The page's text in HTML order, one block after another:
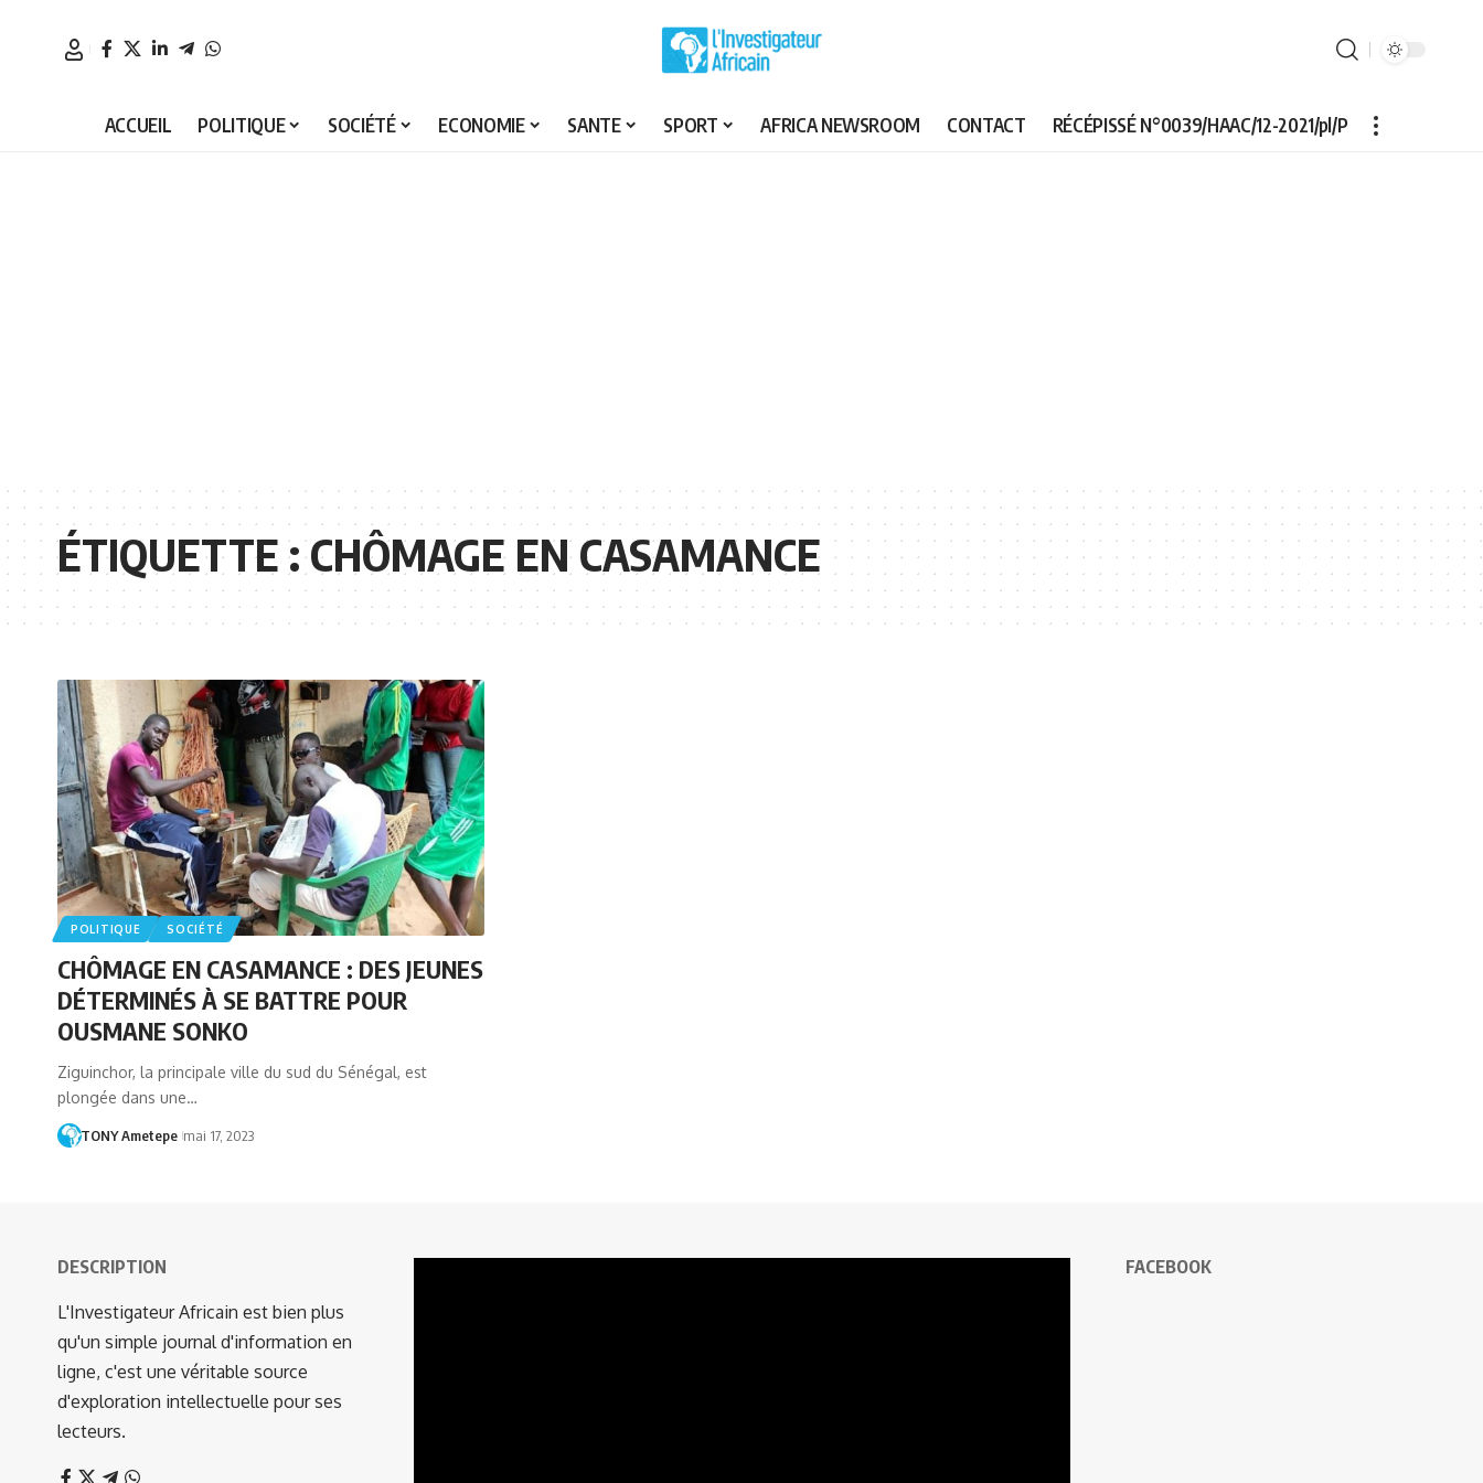
ACCUEIL POLITIQUE SOCIÉTÉ ECONOMIE SANTE SPORT AFRICA NEWSROOM CONTACT RÉCÉPISSÉ N°0039/HAAC/12-2021/pl/P
ÉTIQUETTE :CHÔMAGE EN CASAMANCE
POLITIQUE SOCIÉTÉ
CHÔMAGE EN CASAMANCE : DES JEUNES
DÉTERMINÉS À SE BATTRE POUR
OUSMANE SONKO
Ziguinchor, la principale ville du sud du Sénégal, est
plongée dans une…
TONY Ametepe mai 17, 2023
DESCRIPTION
L'Investigateur Africain est bien plus
qu'un simple journal d'information en
ligne, c'est une véritable source
d'exploration intellectuelle pour ses
lecteurs.
FACEBOOK